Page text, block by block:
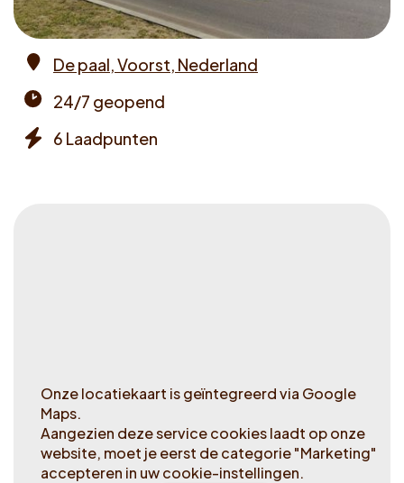
Voucher claimen
Dutch
De paal, Voorst, Nederland
times
24/7 geopend
6 Laadpunten
Onze locatiekaart is geïntegreerd via Google
Maps.
Aangezien deze service cookies laadt op onze
website, moet je eerst de categorie "Marketing"
accepteren in uw cookie-instellingen.